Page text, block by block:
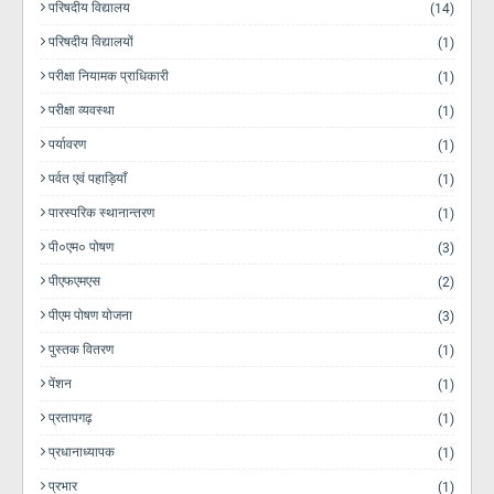
परिषदीय विद्यालय (14)
परिषदीय विद्यालयों (1)
परीक्षा नियामक प्राधिकारी (1)
परीक्षा व्यवस्था (1)
पर्यावरण (1)
पर्वत एवं पहाड़ियाँ (1)
पारस्परिक स्थानान्तरण (1)
पी०एम० पोषण (3)
पीएफएमएस (2)
पीएम पोषण योजना (3)
पुस्तक वितरण (1)
पेंशन (1)
प्रतापगढ़ (1)
प्रधानाध्यापक (1)
प्रभार (1)